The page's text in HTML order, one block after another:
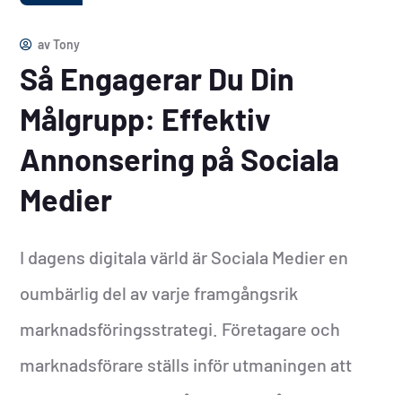
avTony
Så Engagerar Du Din
Målgrupp: Effektiv
Annonsering på Sociala
Medier
I dagens digitala värld är Sociala Medier en
oumbärlig del av varje framgångsrik
marknadsföringsstrategi. Företagare och
marknadsförare ställs inför utmaningen att